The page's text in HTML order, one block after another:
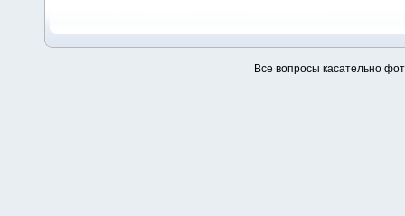
Все вопросы касательно